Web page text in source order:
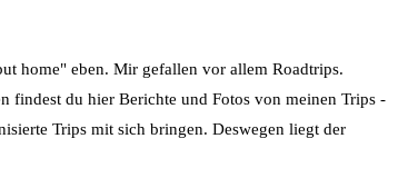
home" eben. Mir gefallen vor allem Roadtrips.
findest du hier Berichte und Fotos von meinen Trips -
Trips mit sich bringen. Deswegen liegt der